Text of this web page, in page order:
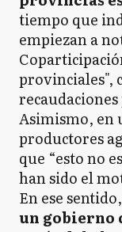
tiempo que
empiezan a
provinciales",
Asimismo, en
productores
que “esto no
han sido el
En ese
un gobierno